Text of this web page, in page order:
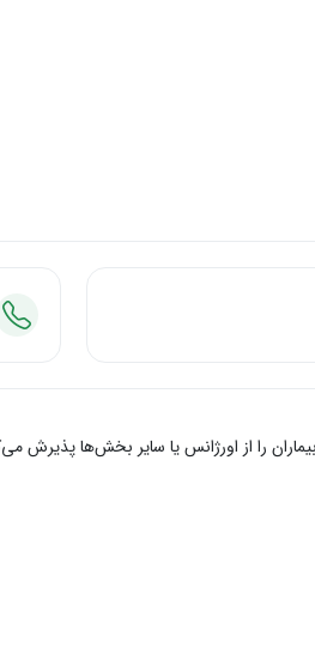
را از اورژانس یا سایر بخش‌ها پذیرش